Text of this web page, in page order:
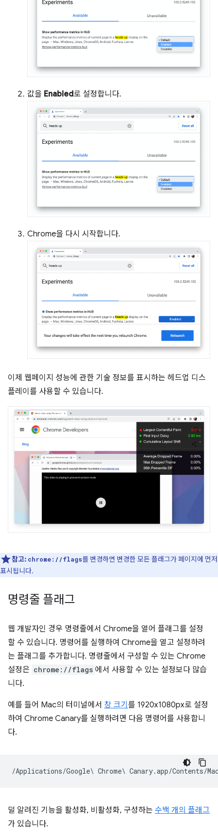
값을 Enabled로 설정합니다.
Chrome을 다시 시작합니다.
이제 웹페이지 성능에 관한 기술 정보를 표시하는 헤드업 디스
플레이를 사용할 수 있습니다.
참고: chrome://flags를 변경하면 변경한 모든 플래그가 페이지에 먼저
표시됩니다.
명령줄 플래그
웹 개발자인 경우 명령줄에서 Chrome을 열어 플래그를 설정
할 수 있습니다. 명령어를 실행하여 Chrome을 열고 설정하려
는 플래그를 추가합니다. 명령줄에서 구성할 수 있는 Chrome
설정은 chrome://flags 에서 사용할 수 있는 설정보다 많습
니다.
예를 들어 Mac의 터미널에서 창 크기 를 1920x1080px로 설정
하여 Chrome Canary를 실행하려면 다음 명령어를 사용합니
다.
덜 알려진 기능을 활성화, 비활성화, 구성하는 수백 개의 플래그
가 있습니다.